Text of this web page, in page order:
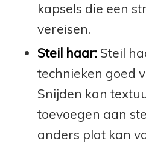
kapsels die een
vereisen.
Steil haar:Steil
technieken goed
Snijden kan
toevoegen aan
anders plat kan